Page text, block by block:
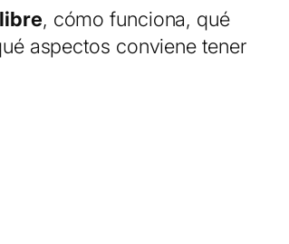
, cómo funciona, qué
aspectos conviene tener